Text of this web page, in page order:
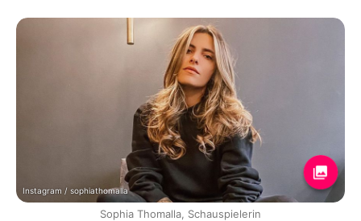
Instagram / sophiathomalla
Sophia Thomalla, Schauspielerin